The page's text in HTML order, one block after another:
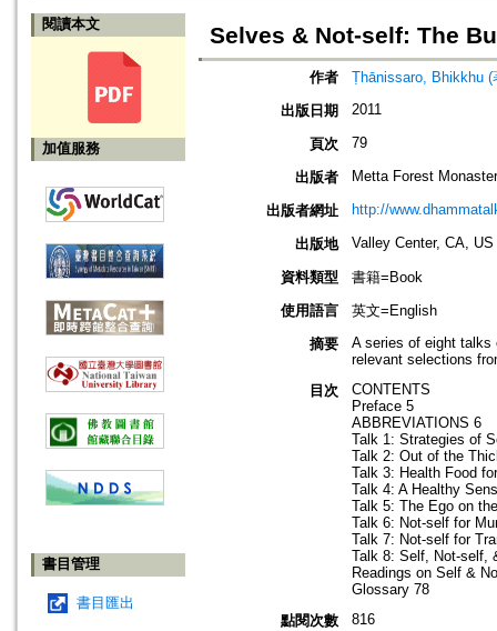
閱讀本文
加值服務
書目管理
書目匯出
Selves & Not-self: The
作者
Ṭhānissaro, Bhikkhu
出版日期
2011
頁次 79
出版者 Metta Forest
出版者網址 http://
出版地 Valley Center, CA, US
資料類型
書籍=Book
使用語言
英文=English
摘要
A series of eight talks
relevant selections
目次
CONTENTS
Preface 5
ABBREVIATIONS 6
Talk 1: Strategies of
Talk 2: Out of the
Talk 3: Health Food
Talk 4: A Healthy
Talk 5: The Ego on
Talk 6: Not-self for
Talk 7: Not-self for
Talk 8: Self, Not-self,
Readings on Self &
Glossary 78
點閱次數
816